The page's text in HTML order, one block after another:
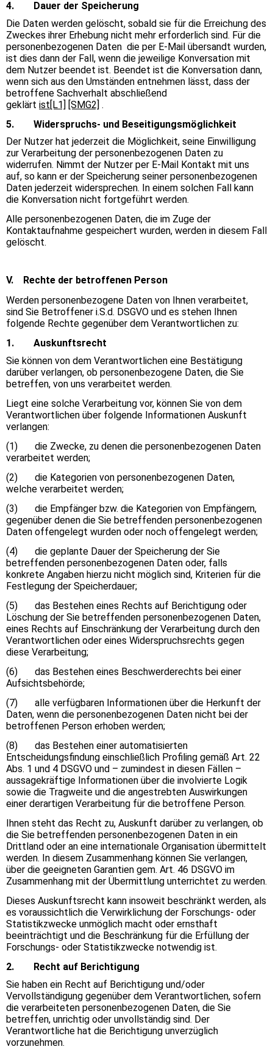
4. Dauer der Speicherung
Die Daten werden gelöscht, sobald sie für die Erreichung des
Zweckes ihrer Erhebung nicht mehr erforderlich sind. Für die
personenbezogenen Daten die per E-Mail übersandt wurden,
ist dies dann der Fall, wenn die jeweilige Konversation mit
dem Nutzer beendet ist. Beendet ist die Konversation dann,
wenn sich aus den Umständen entnehmen lässt, dass der
betroffene Sachverhalt abschließend
geklärt ist[L1] [SMG2] .
5. Widerspruchs- und Beseitigungsmöglichkeit
Der Nutzer hat jederzeit die Möglichkeit, seine Einwilligung
zur Verarbeitung der personenbezogenen Daten zu
widerrufen. Nimmt der Nutzer per E-Mail Kontakt mit uns
auf, so kann er der Speicherung seiner personenbezogenen
Daten jederzeit widersprechen. In einem solchen Fall kann
die Konversation nicht fortgeführt werden.
Alle personenbezogenen Daten, die im Zuge der
Kontaktaufnahme gespeichert wurden, werden in diesem Fall
gelöscht.
V. Rechte der betroffenen Person
Werden personenbezogene Daten von Ihnen verarbeitet,
sind Sie Betroffener i.S.d. DSGVO und es stehen Ihnen
folgende Rechte gegenüber dem Verantwortlichen zu:
1. Auskunftsrecht
Sie können von dem Verantwortlichen eine Bestätigung
darüber verlangen, ob personenbezogene Daten, die Sie
betreffen, von uns verarbeitet werden.
Liegt eine solche Verarbeitung vor, können Sie von dem
Verantwortlichen über folgende Informationen Auskunft
verlangen:
(1) die Zwecke, zu denen die personenbezogenen Daten
verarbeitet werden;
(2) die Kategorien von personenbezogenen Daten,
welche verarbeitet werden;
(3) die Empfänger bzw. die Kategorien von Empfängern,
gegenüber denen die Sie betreffenden personenbezogenen
Daten offengelegt wurden oder noch offengelegt werden;
(4) die geplante Dauer der Speicherung der Sie
betreffenden personenbezogenen Daten oder, falls
konkrete Angaben hierzu nicht möglich sind, Kriterien für die
Festlegung der Speicherdauer;
(5) das Bestehen eines Rechts auf Berichtigung oder
Löschung der Sie betreffenden personenbezogenen Daten,
eines Rechts auf Einschränkung der Verarbeitung durch den
Verantwortlichen oder eines Widerspruchsrechts gegen
diese Verarbeitung;
(6) das Bestehen eines Beschwerderechts bei einer
Aufsichtsbehörde;
(7) alle verfügbaren Informationen über die Herkunft der
Daten, wenn die personenbezogenen Daten nicht bei der
betroffenen Person erhoben werden;
(8) das Bestehen einer automatisierten
Entscheidungsfindung einschließlich Profiling gemäß Art. 22
Abs. 1 und 4 DSGVO und – zumindest in diesen Fällen –
aussagekräftige Informationen über die involvierte Logik
sowie die Tragweite und die angestrebten Auswirkungen
einer derartigen Verarbeitung für die betroffene Person.
Ihnen steht das Recht zu, Auskunft darüber zu verlangen, ob
die Sie betreffenden personenbezogenen Daten in ein
Drittland oder an eine internationale Organisation übermittelt
werden. In diesem Zusammenhang können Sie verlangen,
über die geeigneten Garantien gem. Art. 46 DSGVO im
Zusammenhang mit der Übermittlung unterrichtet zu werden.
Dieses Auskunftsrecht kann insoweit beschränkt werden, als
es voraussichtlich die Verwirklichung der Forschungs- oder
Statistikzwecke unmöglich macht oder ernsthaft
beeinträchtigt und die Beschränkung für die Erfüllung der
Forschungs- oder Statistikzwecke notwendig ist.
2. Recht auf Berichtigung
Sie haben ein Recht auf Berichtigung und/oder
Vervollständigung gegenüber dem Verantwortlichen, sofern
die verarbeiteten personenbezogenen Daten, die Sie
betreffen, unrichtig oder unvollständig sind. Der
Verantwortliche hat die Berichtigung unverzüglich
vorzunehmen.